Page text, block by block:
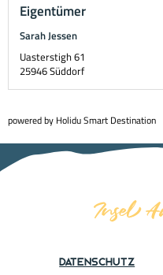
Eigentümer
Sarah Jessen
Uasterstigh 61
25946Süddorf
powered by Holidu Smart Destination
Datenschutz